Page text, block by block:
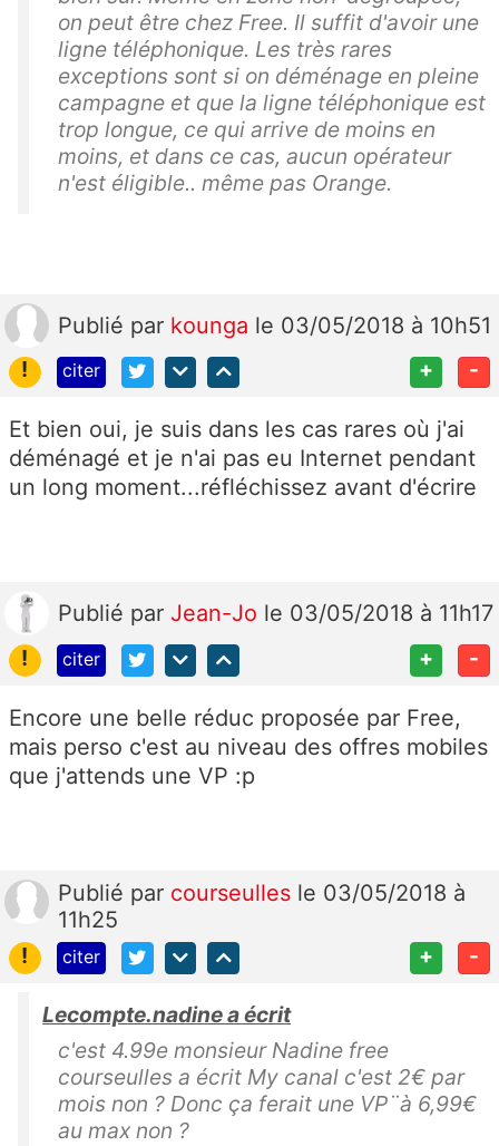
on peut être chez Free. Il suffit d'avoir une
ligne téléphonique. Les très rares
exceptions sont si on déménage en pleine
campagne et que la ligne téléphonique est
trop longue, ce qui arrive de moins en
moins, et dans ce cas, aucun opérateur
n'est éligible.. même pas Orange.
Publié par kounga le 03/05/2018 à 10h51
!
citer + -
Et bien oui, je suis dans les cas rares où j'ai
déménagé et je n'ai pas eu Internet pendant
un long moment...réfléchissez avant d'écrire
Publié par Jean-Jo le 03/05/2018 à 11h17
!
citer + -
Encore une belle réduc proposée par Free,
mais perso c'est au niveau des offres mobiles
que j'attends une VP :p
Publié par courseulles le 03/05/2018 à
11h25
!
citer + -
Lecompte.nadine a écrit
c'est 4.99e monsieur Nadine free
courseulles a écrit My canal c'est 2€ par
mois non ? Donc ça ferait une VP¨à 6,99€
au max non ?